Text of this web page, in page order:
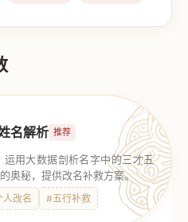
名解析 推荐
用大数据剖析名字中的三才五
奥秘，提供改名补救方案。
人改名 #五行补救